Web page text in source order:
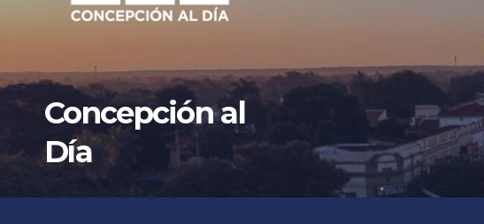
Concepción al
Día